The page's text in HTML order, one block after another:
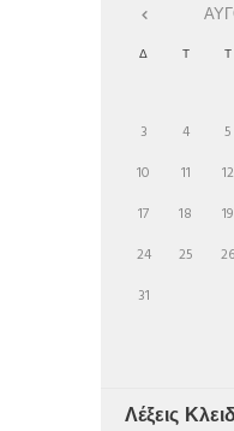
Δ Τ Τ
3
4 5
10
11 12
17
18 19
24
25 26
31
Λέξεις